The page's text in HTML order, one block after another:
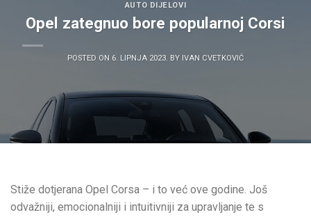
AUTO DIJELOVI
Opel zategnuo bore popularnoj Corsi
POSTED ON 6. LIPNJA 2023. BY IVAN CVETKOVIĆ
Stiže dotjerana Opel Corsa – i to već ove godine. Još
odvažniji, emocionalniji i intuitivniji za upravljanje te s